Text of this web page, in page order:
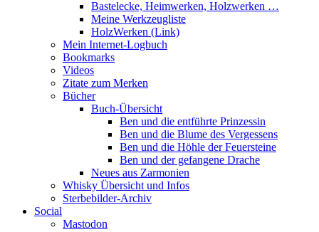
Bastelecke, Heimwerken, Holzwerken …
Meine Werkzeugliste
HolzWerken (Link)
Mein Internet-Logbuch
Bookmarks
Videos
Zitate zum Merken
Bücher
Buch-Übersicht
Ben und die entführte Prinzessin
Ben und die Blume des Vergessens
Ben und die Höhle der Feuersteine
Ben und der gefangene Drache
Neues aus Zarmonien
Whisky Übersicht und Infos
Sterbebilder-Archiv
Social
Mastodon